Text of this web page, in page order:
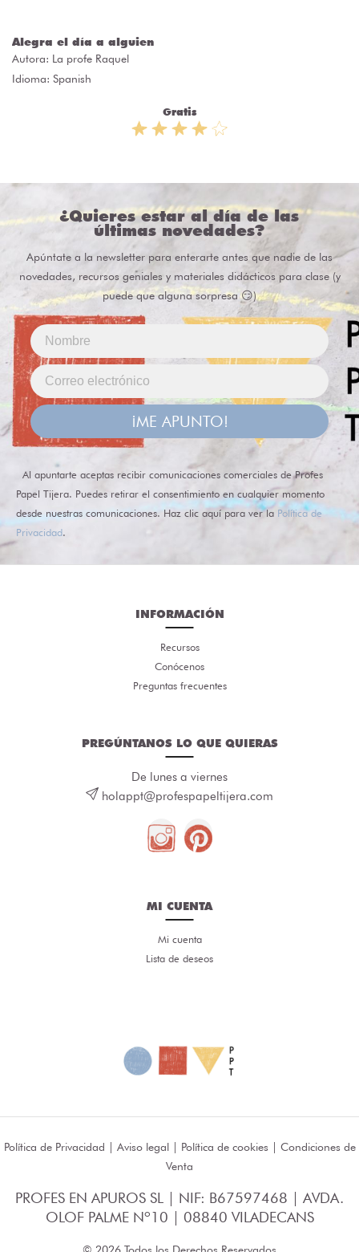
Alegra el día a alguien
Autora: La profe Raquel
Idioma: Spanish
Gratis
¿Quieres estar al día de las
últimas novedades?
Apúntate a la newsletter para enterarte antes que nadie de las
novedades, recursos geniales y materiales didácticos para clase (y
puede que alguna sorpresa 😏)
¡ME APUNTO!
Al apuntarte aceptas recibir comunicaciones comerciales de Profes
Papel Tijera. Puedes retirar el consentimiento en cualquier momento
desde nuestras comunicaciones. Haz clic aquí para ver la Política de
Privacidad.
INFORMACIÓN
Recursos
Conócenos
Preguntas frecuentes
PREGÚNTANOS LO QUE QUIERAS
De lunes a viernes
holappt@profespapeltijera.com
MI CUENTA
Mi cuenta
Lista de deseos
Política de Privacidad | Aviso legal| Política de cookies | Condiciones de
Venta
PROFES EN APUROS SL | NIF: B67597468 | AVDA.
OLOF PALME Nº10 | 08840 VILADECANS
© 2026 Todos los Derechos Reservados